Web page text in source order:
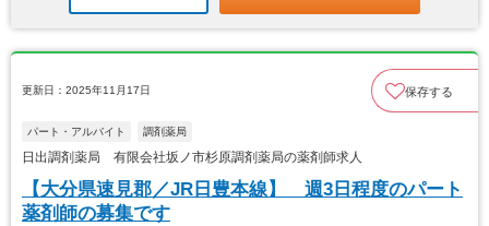
更新日：2025年11月17日 保存する
パート・アルバイト 調剤薬局
日出調剤薬局 有限会社坂ノ市杉原調剤薬局の薬剤師求人
【大分県速見郡／JR日豊本線】 週3日程度のパート
薬剤師の募集です